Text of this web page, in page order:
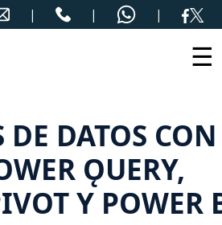
☰
DATOS CON
ǪUERY,
Y POWER